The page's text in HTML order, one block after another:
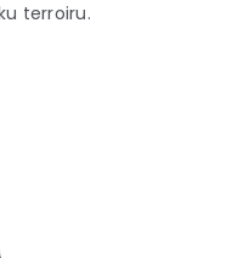
terroiru.